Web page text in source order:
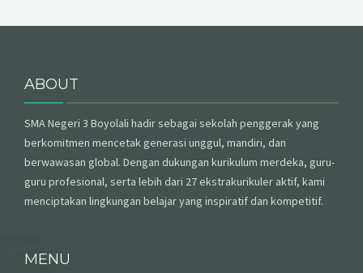
ABOUT
SMA Negeri 3 Boyolali hadir sebagai sekolah penggerak yang
berkomitmen mencetak generasi unggul, mandiri, dan
berwawasan global. Dengan dukungan kurikulum merdeka, guru-
guru profesional, serta lebih dari 27 ekstrakurikuler aktif, kami
menciptakan lingkungan belajar yang inspiratif dan kompetitif.
MENU